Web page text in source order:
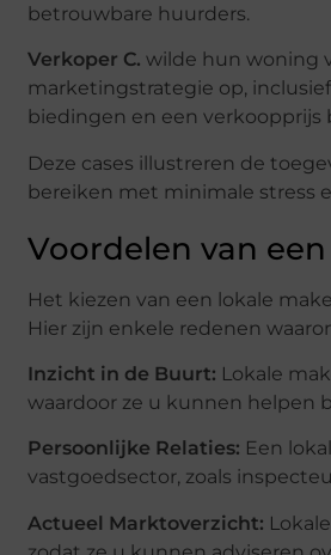
betrouwbare huurders.
Verkoper C. wilde hun woning
marketingstrategie op,
biedingen en een verkoopprijs
Deze cases illustreren de
bereiken met minimale stress
Voordelen van
Het kiezen van een lokale
Hier zijn enkele redenen
Inzicht in de Buurt: Lokale
waardoor ze u kunnen helpen
Persoonlijke Relaties: Een
vastgoedsector, zoals
Actueel Marktoverzicht: